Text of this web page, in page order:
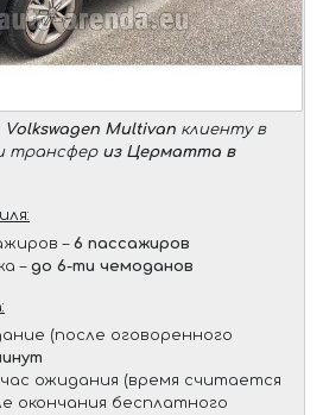
Volkswagen Multivan клиенту в
трансфер из Церматта в
– 6 пассажиров
– до 6-ти чемоданов
(после оговоренного
ожидания (время считается
окончания бесплатного